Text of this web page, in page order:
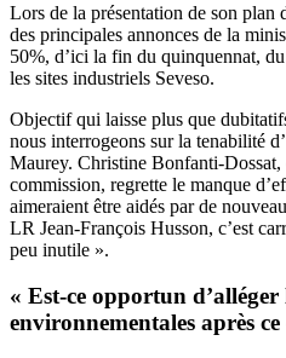
Lors de la présentation de son plan
des principales annonces de la
50%, d’ici la fin du quinquennat,
les sites industriels Seveso.
Objectif qui laisse plus que
nous interrogeons sur la tenabilité
Maurey. Christine Bonfanti-Dossat,
commission, regrette le manque
aimeraient être aidés par de
LR Jean-François Husson, c’est
peu inutile ».
« Est-ce opportun d’alléger
environnementales après ce